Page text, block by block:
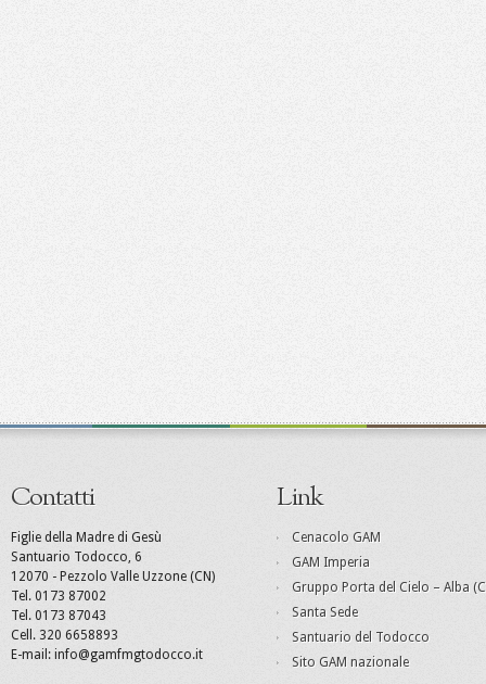
Contatti
Figlie della Madre di Gesù
Santuario Todocco, 6
12070 - Pezzolo Valle Uzzone (CN)
Tel. 0173 87002
Tel. 0173 87043
Cell. 320 6658893
E-mail: info@gamfmgtodocco.it
Link
Cenacolo GAM
GAM Imperia
Gruppo Porta del Cielo – Alba
Santa Sede
Santuario del Todocco
Sito GAM nazionale